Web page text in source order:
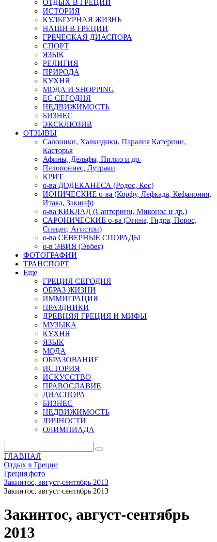
ОТДЫХ В ГРЕЦИИ
ИСТОРИЯ
КУЛЬТУРНАЯ ЖИЗНЬ
НАШИ В ГРЕЦИИ
ГРЕЧЕСКАЯ ДИАСПОРА
СПОРТ
ЯЗЫК
РЕЛИГИЯ
ПРИРОДА
КУХНЯ
МОДА И SHOPPING
ЕС СЕГОДНЯ
НЕДВИЖИМОСТЬ
БИЗНЕС
ЭКСКЛЮЗИВ
ОТЗЫВЫ
Салоники, Халкидики, Паралия Катерини,
Касторья
Афины, Дельфы, Пилио и др.
Пелопоннес, Лутраки
КРИТ
о-ва ДОДЕКАНЕСА (Родос, Кос)
ИОНИЧЕСКИЕ о-ва (Корфу, Лефкада, Кефалония,
Итака, Закинф)
о-ва КИКЛАД (Санторини, Миконос и др.)
САРОНИЧЕСКИЕ о-ва (Эгина, Гидра, Порос,
Спецес, Агистри)
о-ва СЕВЕРНЫЕ СПОРАДЫ
о-в ЭВИЯ (Эвбея)
ФОТОГРАФИИ
ТРАНСПОРТ
Еще
ГРЕЦИЯ СЕГОДНЯ
ОБРАЗ ЖИЗНИ
ИММИГРАЦИЯ
ПРАЗДНИКИ
ДРЕВНЯЯ ГРЕЦИЯ И МИФЫ
МУЗЫКА
КУХНЯ
ЯЗЫК
МОДА
ОБРАЗОВАНИЕ
ИСТОРИЯ
ИСКУССТВО
ПРАВОСЛАВИЕ
ДИАСПОРА
БИЗНЕС
НЕДВИЖИМОСТЬ
ЛИЧНОСТИ
ОЛИМПИАДА
ГЛАВНАЯ
Отдых в Греции
Греция фото
Закинтос, август-сентябрь 2013
Закинтос, август-сентябрь 2013
Закинтос, август-сентябрь
2013